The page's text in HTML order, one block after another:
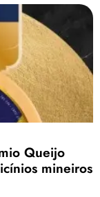
Queijo
mineiros